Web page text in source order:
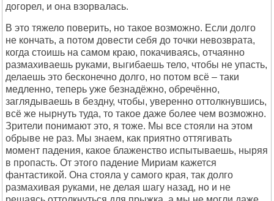
догорел, и она взорвалась.
В это тяжело поверить, но такое возможно. Если долго
не кончать, а потом довести себя до точки невозврата,
когда стоишь на самом краю, покачиваясь, отчаянно
размахиваешь руками, выгибаешь тело, чтобы не упасть,
делаешь это бесконечно долго, но потом всё – таки
медленно, теперь уже безнадёжно, обречённо,
заглядываешь в бездну, чтобы, уверенно оттолкнувшись,
всё же нырнуть туда, то такое даже более чем возможно.
Зрители понимают это, я тоже. Мы все стояли на этом
обрыве не раз. Мы знаем, как приятно оттягивать
момент падения, какое блаженство испытываешь, ныряя
в пропасть. От этого падение Мириам кажется
фантастикой. Она стояла у самого края, так долго
размахивая руками, не делая шагу назад, но и не